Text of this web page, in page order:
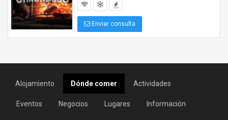
Enviar consulta
Alojamiento Dónde comer Actividades
Eventos Negocios Lugares Información